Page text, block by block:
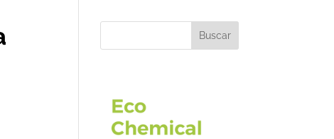
Buscar